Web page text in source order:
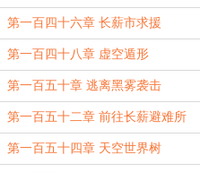
第一百四十六章 长薪市求援
第一百四十八章 虚空遁形
第一百五十章 逃离黑雾袭击
第一百五十二章 前往长薪避难所
第一百五十四章 天空世界树